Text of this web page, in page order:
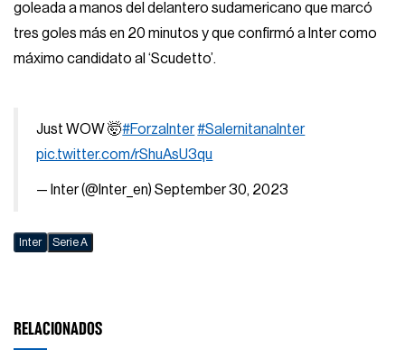
goleada a manos del delantero sudamericano que marcó
tres goles más en 20 minutos y que confirmó a Inter como
máximo candidato al ‘Scudetto’.
Just WOW 🤯#ForzaInter#SalernitanaInter
pic.twitter.com/rShuAsU3qu
— Inter (@Inter_en)September 30, 2023
Inter Serie A
RELACIONADOS